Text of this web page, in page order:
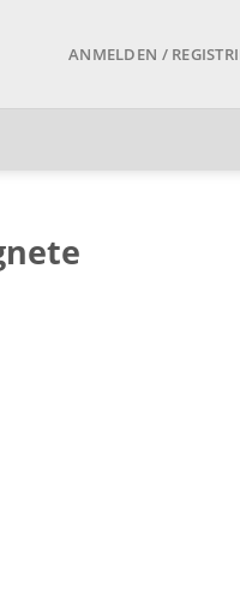
ANMELDEN /